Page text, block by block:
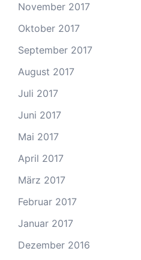
November 2017
Oktober 2017
September 2017
August 2017
Juli 2017
Juni 2017
Mai 2017
April 2017
März 2017
Februar 2017
Januar 2017
Dezember 2016